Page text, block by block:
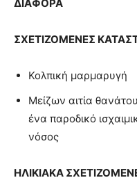
ΔΙΑΦΟΡΑ
ΣΧΕΤΙΖΟΜΕΝΕΣ
Κολπική μαρμαρυγή
Μείζων αιτία
ένα παροδικό
νόσος
ΗΛΙΚΙΑΚΑ